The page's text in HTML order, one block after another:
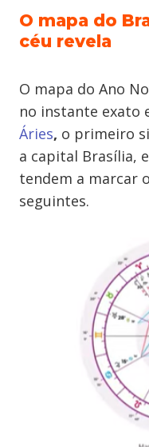
O mapa do
céu revela
O mapa do Ano
no instante exato
Áries, o primeiro
a capital Brasília,
tendem a marcar
seguintes.